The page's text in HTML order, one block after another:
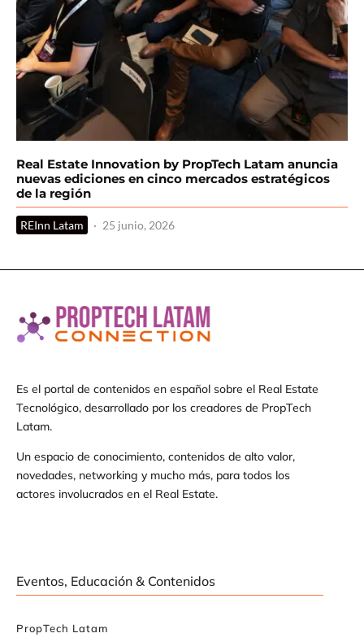
Real Estate Innovation by PropTech Latam anuncia
nuevas ediciones en cinco mercados estratégicos
de la región
REInn Latam · 25 junio, 2026
Es el portal de contenidos en español sobre el Real Estate
Tecnológico, desarrollado por los creadores de PropTech
Latam.
Un espacio de conocimiento, contenidos de alto valor,
novedades, networking y mucho más, para todos los
actores involucrados en el Real Estate.
Eventos, Educación & Contenidos
PropTech Latam